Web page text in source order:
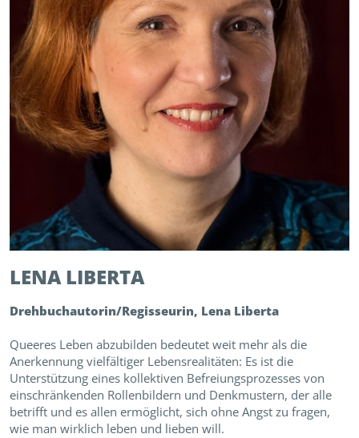
LENA LIBERTA
Drehbuchautorin/Regisseurin, Lena Liberta
Queeres Leben abzubilden bedeutet weit mehr als die
Anerkennung vielfältiger Lebensrealitäten: Es ist die
Unterstützung eines kollektiven Befreiungsprozesses von
einschränkenden Rollenbildern und Denkmustern, der alle
betrifft und es allen ermöglicht, sich ohne Angst zu fragen,
wie man wirklich leben und lieben will.